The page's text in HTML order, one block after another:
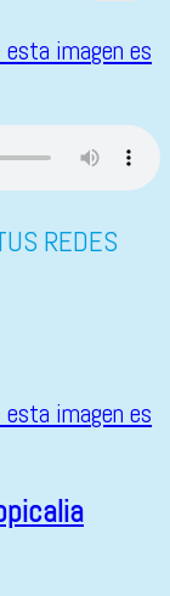
REDES